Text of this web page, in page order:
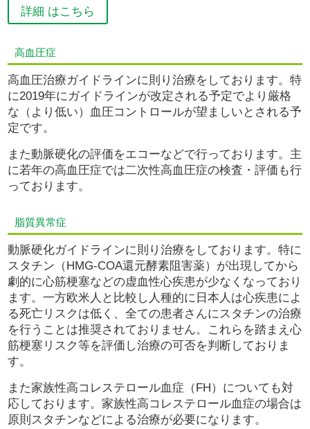
詳細 はこちら
高血圧症
高血圧治療ガイドラインに則り治療をしております。特
に2019年にガイドラインが改定される予定でより厳格
な（より低い）血圧コントロールが望ましいとされる予
定です。
また動脈硬化の評価をエコーなどで行っております。主
に若年の高血圧症では二次性高血圧症の検査・評価も行
っております。
脂質異常症
動脈硬化ガイドラインに則り治療をしております。特に
スタチン（HMG-COA還元酵素阻害薬）が出現してから
劇的に心筋梗塞などの虚血性心疾患が少なくなっており
ます。一方欧米人と比較し人種的に日本人は心疾患によ
る死亡リスクは低く、全ての患者さんにスタチンの治療
を行うことは推奨されておりません。これらを踏まえ心
筋梗塞リスク等を評価し治療の可否を判断しておりま
す。
また家族性高コレステロール血症（FH）についても対
応しております。家族性高コレステロール血症の場合は
原則スタチンなどによる治療が必要になります。